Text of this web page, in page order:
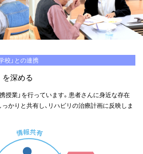
校」との連携
を深める
授業」を行っています。患者さんに身近な存在
かりと共有し、リハビリの治療計画に反映しま